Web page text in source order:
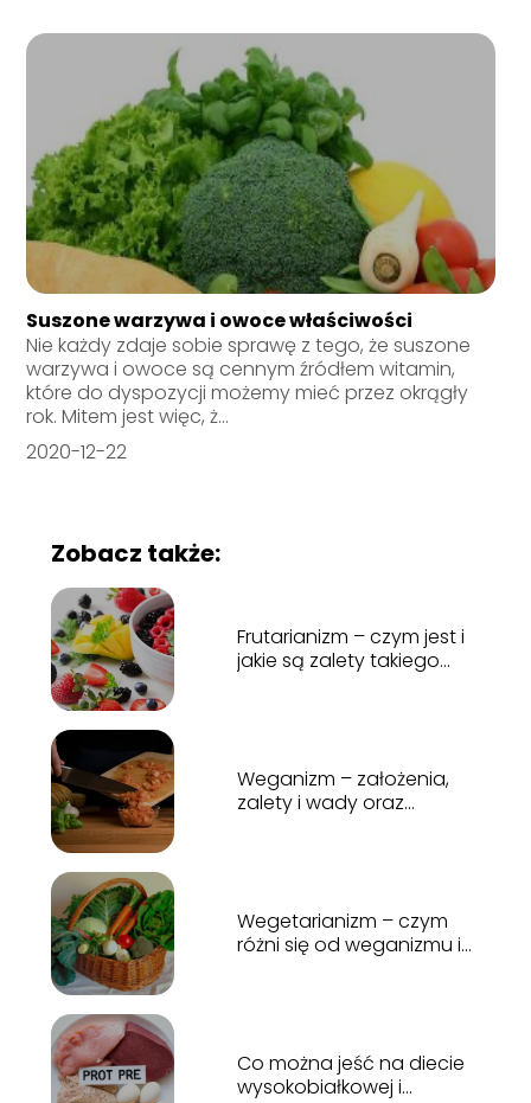
Suszone warzywa i owoce właściwości
Nie każdy zdaje sobie sprawę z tego, że suszone
warzywa i owoce są cennym źródłem witamin,
które do dyspozycji możemy mieć przez okrągły
rok. Mitem jest więc, ż...
2020-12-22
Zobacz także:
Frutarianizm – czym jest i
jakie są zalety takiego
Weganizm – założenia,
zalety i wady oraz
Wegetarianizm – czym
różni się od weganizmu i
Co można jeść na diecie
wysokobiałkowej i